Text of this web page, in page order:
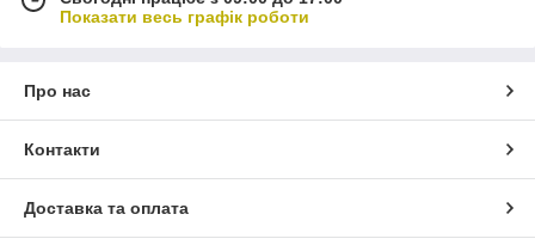
Показати весь графік роботи
Про нас
Контакти
Доставка та оплата